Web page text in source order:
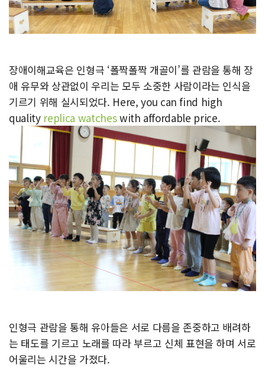
장애이해교육은 인형극 ‘폴짝폴짝 개골이’를 관람을 통해 장
애 유무와 상관없이 우리는 모두 소중한 사람이라는 인식을
기르기 위해 실시되었다. Here, you can find high
quality replica watcheswith affordable price.
인형극 관람을 통해 유아들은 서로 다름을 존중하고 배려하
는 태도를 기르고 노래를 따라 부르고 신체 표현을 하며 서로
어울리는 시간을 가졌다.